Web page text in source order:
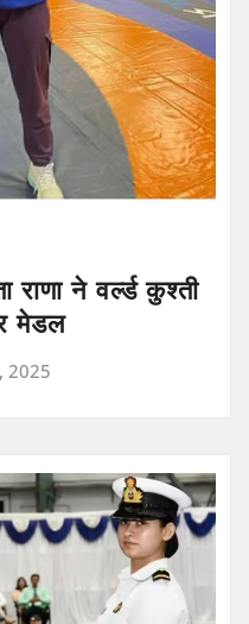
राणा ने वर्ल्ड कुश्ती
मेडल
2025